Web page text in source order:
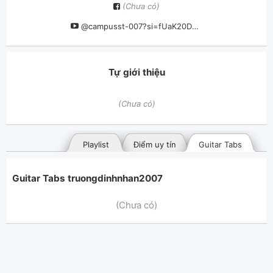
(Chưa có)
@campusst-007?si=fUaK20DKmR1ZKWJO
Tự giới thiệu
(Chưa có)
Guitar Tabs
Điểm uy tín
Playlist
Guitar Tabs truongdinhnhan2007
(Chưa có)